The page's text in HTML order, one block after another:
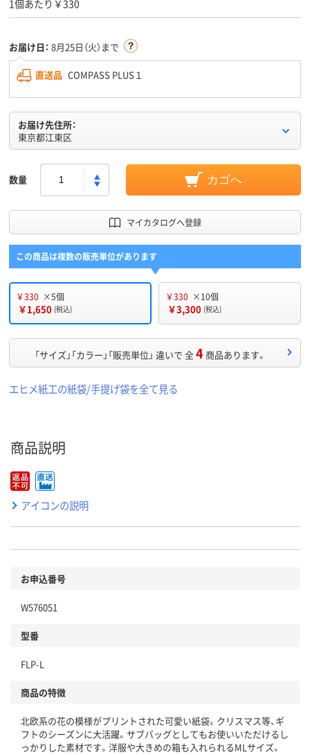
1個あたり￥330
お届け日： 8月25日（火）まで
直送品 COMPASS PLUS１
お届け先住所：
東京都江東区
数量 カゴへ
マイカタログへ登録
この商品は複数の販売単位があります
￥330 ×5個
￥1,650 (税込)
￥330 ×10個
￥3,300 (税込)
「サイズ」「カラー」「販売単位」 違いで 全4 商品あります。
エヒメ紙工の紙袋/手提げ袋を全て見る
商品説明
アイコンの説明
お申込番号
W576051
型番
FLP-L
商品の特徴
北欧系の花の模様がプリントされた可愛い紙袋。クリスマス等、ギ
フトのシーズンに大活躍。サブバッグとしてもお使いいただけるし
っかりした素材です。洋服や大きめの箱も入れられるMLサイズ。